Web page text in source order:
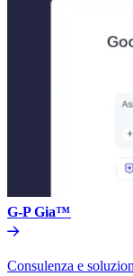
G-P Gia™​​
Consulenza e